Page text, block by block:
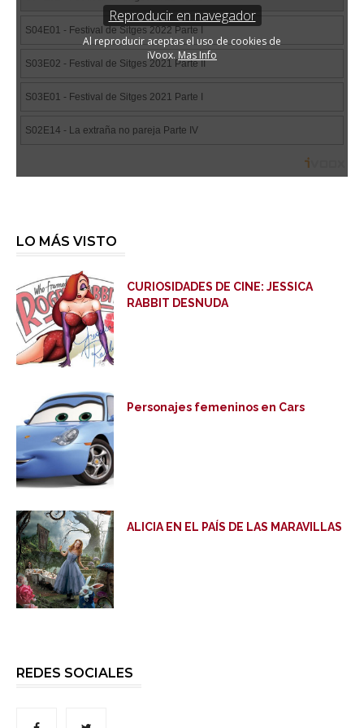
LO MÁS VISTO
CURIOSIDADES DE CINE: JESSICA
RABBIT DESNUDA
Personajes femeninos en Cars
ALICIA EN EL PAÍS DE LAS MARAVILLAS
REDES SOCIALES